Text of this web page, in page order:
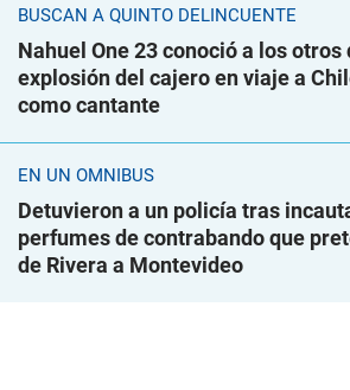
BUSCAN A QUINTO DELINCUENTE
Nahuel One 23 conoció a los
explosión del cajero en viaje a
como cantante
EN UN ÓMNIBUS
Detuvieron a un policía tras
perfumes de contrabando que
de Rivera a Montevideo